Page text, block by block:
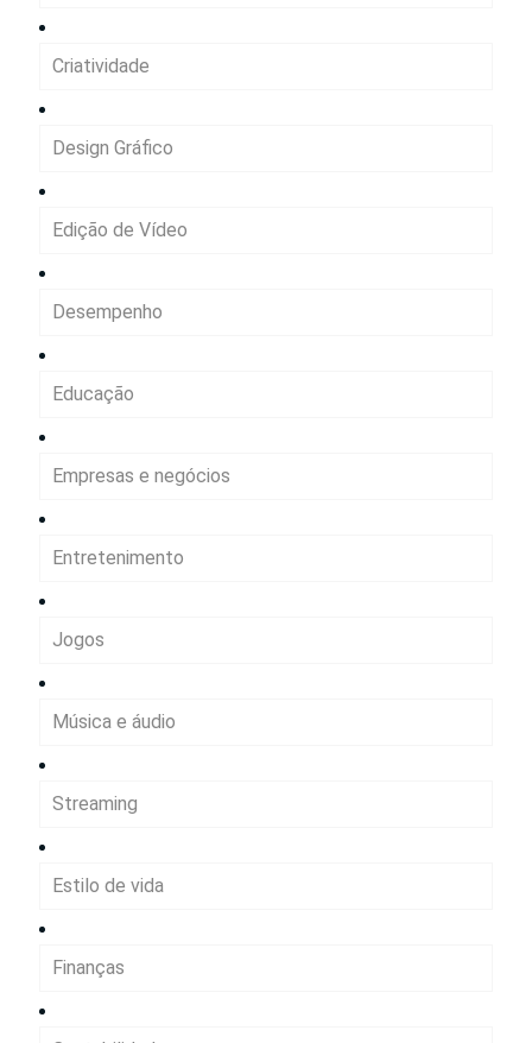
Criatividade
Design Gráfico
Edição de Vídeo
Desempenho
Educação
Empresas e negócios
Entretenimento
Jogos
Música e áudio
Streaming
Estilo de vida
Finanças